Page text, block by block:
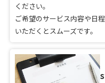
ください。
ご希望のサービス内容や日
いただくとスムーズです。